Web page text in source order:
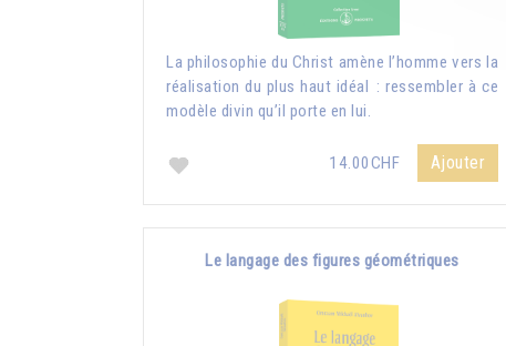
La philosophie du Christ amène l’homme vers la
réalisation du plus haut idéal : ressembler à ce
modèle divin qu’il porte en lui.
14.00CHF Ajouter
Le langage des figures géométriques